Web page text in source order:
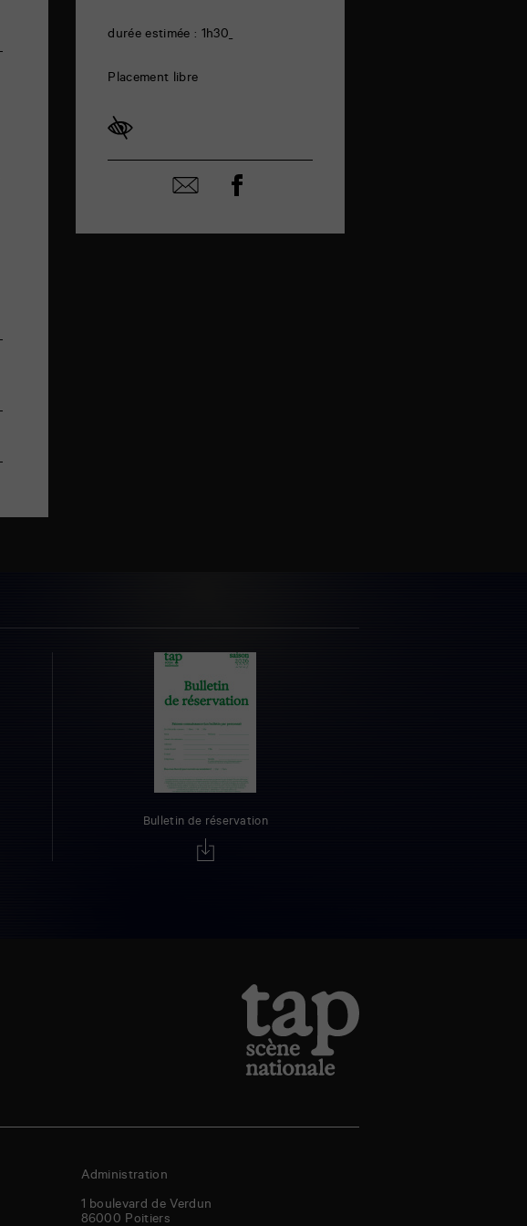
durée estimée : 1h30
Placement libre
Partager
par
Partager
sur
Bulletin de réservation
Administration
1 boulevard de Verdun
86000 Poitiers